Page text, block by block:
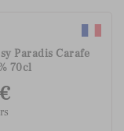
Paradis Carafe
70cl